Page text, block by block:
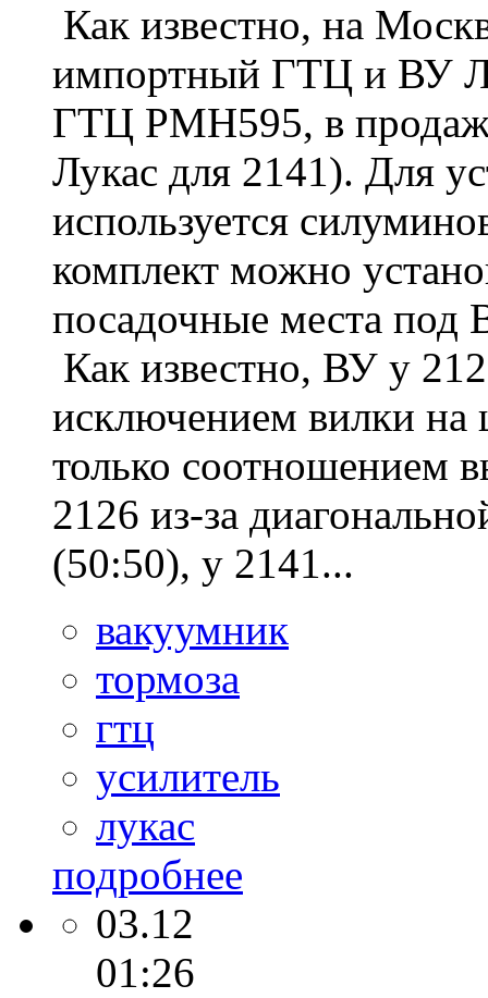
Как известно, на
импортный ГТЦ и ВУ
ГТЦ PMH595, в
Лукас для 2141). Для
используется
комплект можно
посадочные места
Как известно, ВУ у
исключением вилки
только соотношением
2126 из-за
(50:50), у 2141...
вакуумник
тормоза
гтц
усилитель
лукас
подробнее
03.12
01:26